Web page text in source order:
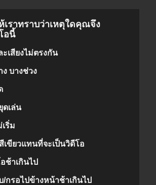
เราทราบว่าเหตุใดคุณจึง
อนี้
เสียงไม่ตรงกัน
บางช่วง
ดเล่น
ริ่ม
เขียวแทนที่จะเป็นวิดีโอ
ช้าเกินไป
/กรอไปข้างหน้าช้าเกินไป